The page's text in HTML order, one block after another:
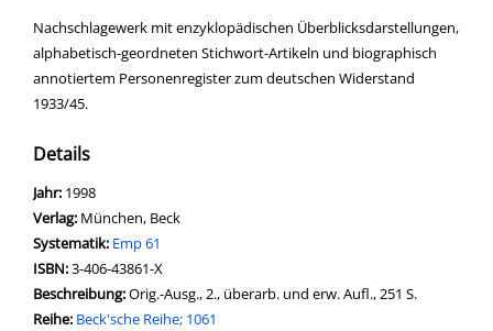
Nachschlagewerk mit enzyklopädischen Überblicksdarstellungen,
alphabetisch-geordneten Stichwort-Artikeln und biographisch
annotiertem Personenregister zum deutschen Widerstand
1933/45.
Details
Suche nach diesem Verfasser
Jahr: 1998
Verlag: München, Beck
opens in new tab
Diesen Link in neuem Tab öffnen
Systematik: Suche nach dieser Systematik
Emp 61
Suche nach diesem Interessenskreis
ISBN:3-406-43861-X
Beschreibung:Orig.-Ausg., 2., überarb. und erw. Aufl., 251 S.
Reihe: Beck'sche Reihe; 1061